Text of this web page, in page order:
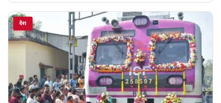
देश